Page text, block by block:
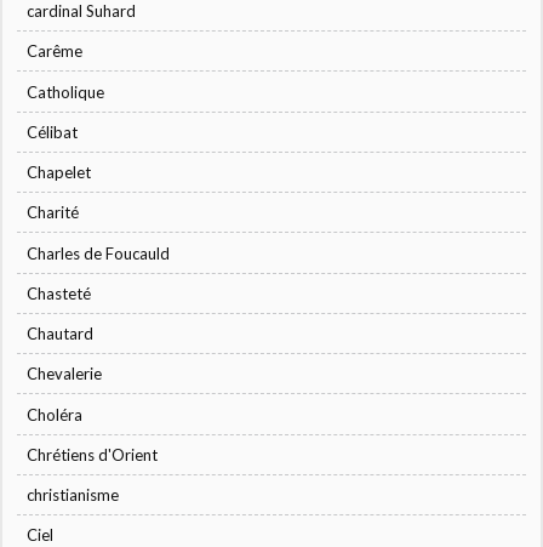
cardinal Suhard
Carême
Catholique
Célibat
Chapelet
Charité
Charles de Foucauld
Chasteté
Chautard
Chevalerie
Choléra
Chrétiens d'Orient
christianisme
Ciel